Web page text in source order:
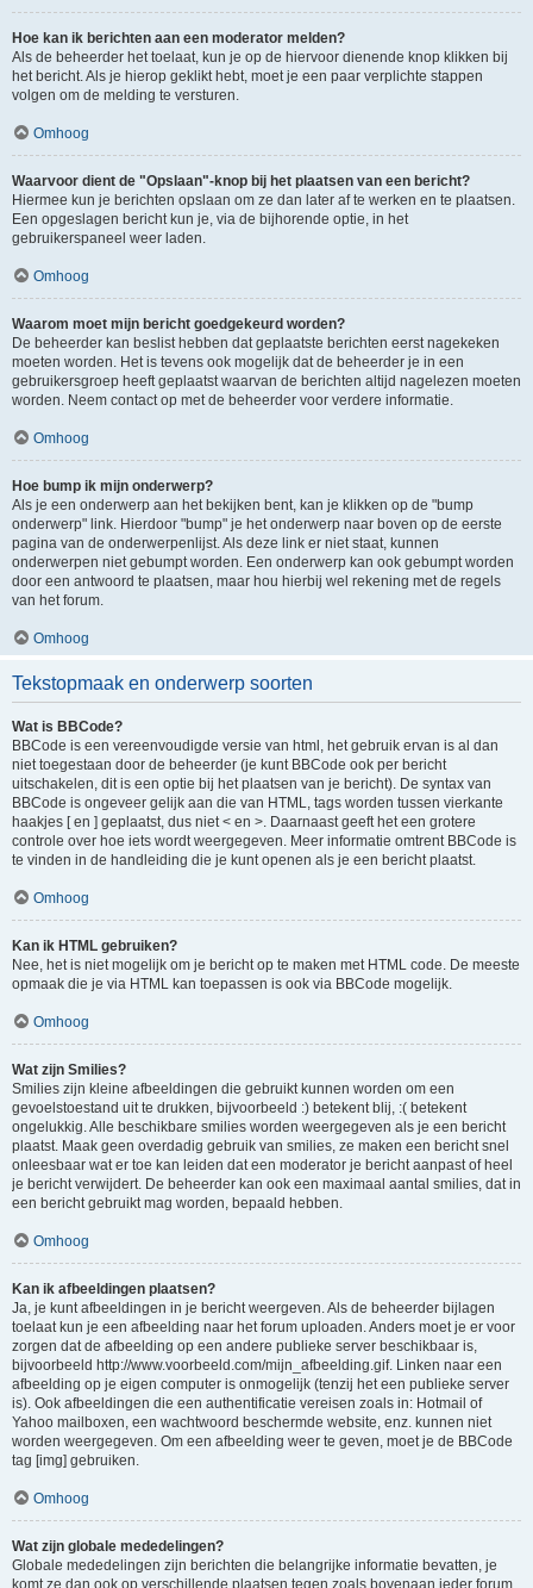
Hoe kan ik berichten aan een moderator melden?
Als de beheerder het toelaat, kun je op de hiervoor dienende knop klikken bij
het bericht. Als je hierop geklikt hebt, moet je een paar verplichte stappen
volgen om de melding te versturen.
Omhoog
Waarvoor dient de "Opslaan"-knop bij het plaatsen van een bericht?
Hiermee kun je berichten opslaan om ze dan later af te werken en te plaatsen.
Een opgeslagen bericht kun je, via de bijhorende optie, in het
gebruikerspaneel weer laden.
Omhoog
Waarom moet mijn bericht goedgekeurd worden?
De beheerder kan beslist hebben dat geplaatste berichten eerst nagekeken
moeten worden. Het is tevens ook mogelijk dat de beheerder je in een
gebruikersgroep heeft geplaatst waarvan de berichten altijd nagelezen moeten
worden. Neem contact op met de beheerder voor verdere informatie.
Omhoog
Hoe bump ik mijn onderwerp?
Als je een onderwerp aan het bekijken bent, kan je klikken op de "bump
onderwerp" link. Hierdoor "bump" je het onderwerp naar boven op de eerste
pagina van de onderwerpenlijst. Als deze link er niet staat, kunnen
onderwerpen niet gebumpt worden. Een onderwerp kan ook gebumpt worden
door een antwoord te plaatsen, maar hou hierbij wel rekening met de regels
van het forum.
Omhoog
Tekstopmaak en onderwerp soorten
Wat is BBCode?
BBCode is een vereenvoudigde versie van html, het gebruik ervan is al dan
niet toegestaan door de beheerder (je kunt BBCode ook per bericht
uitschakelen, dit is een optie bij het plaatsen van je bericht). De syntax van
BBCode is ongeveer gelijk aan die van HTML, tags worden tussen vierkante
haakjes [ en ] geplaatst, dus niet < en >. Daarnaast geeft het een grotere
controle over hoe iets wordt weergegeven. Meer informatie omtrent BBCode is
te vinden in de handleiding die je kunt openen als je een bericht plaatst.
Omhoog
Kan ik HTML gebruiken?
Nee, het is niet mogelijk om je bericht op te maken met HTML code. De meeste
opmaak die je via HTML kan toepassen is ook via BBCode mogelijk.
Omhoog
Wat zijn Smilies?
Smilies zijn kleine afbeeldingen die gebruikt kunnen worden om een
gevoelstoestand uit te drukken, bijvoorbeeld :) betekent blij, :( betekent
ongelukkig. Alle beschikbare smilies worden weergegeven als je een bericht
plaatst. Maak geen overdadig gebruik van smilies, ze maken een bericht snel
onleesbaar wat er toe kan leiden dat een moderator je bericht aanpast of heel
je bericht verwijdert. De beheerder kan ook een maximaal aantal smilies, dat in
een bericht gebruikt mag worden, bepaald hebben.
Omhoog
Kan ik afbeeldingen plaatsen?
Ja, je kunt afbeeldingen in je bericht weergeven. Als de beheerder bijlagen
toelaat kun je een afbeelding naar het forum uploaden. Anders moet je er voor
zorgen dat de afbeelding op een andere publieke server beschikbaar is,
bijvoorbeeld http://www.voorbeeld.com/mijn_afbeelding.gif. Linken naar een
afbeelding op je eigen computer is onmogelijk (tenzij het een publieke server
is). Ook afbeeldingen die een authentificatie vereisen zoals in: Hotmail of
Yahoo mailboxen, een wachtwoord beschermde website, enz. kunnen niet
worden weergegeven. Om een afbeelding weer te geven, moet je de BBCode
tag [img] gebruiken.
Omhoog
Wat zijn globale mededelingen?
Globale mededelingen zijn berichten die belangrijke informatie bevatten, je
komt ze dan ook op verschillende plaatsen tegen zoals bovenaan ieder forum